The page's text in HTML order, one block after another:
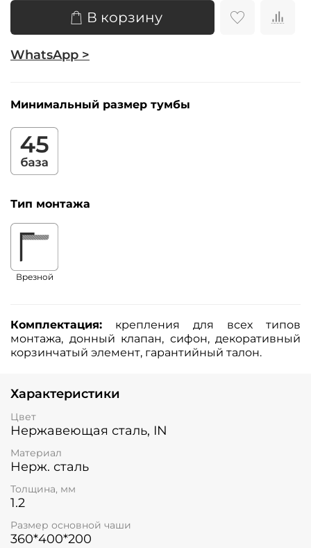
В корзину
WhatsApp >
Минимальный размер тумбы
Тип монтажа
Врезной
Комплектация: крепления для всех типов
монтажа, донный клапан, сифон, декоративный
корзинчатый элемент, гарантийный талон.
Характеристики
Цвет
Нержавеющая сталь, IN
Материал
Нерж. сталь
Толщина, мм
1.2
Размер основной чаши
360*400*200